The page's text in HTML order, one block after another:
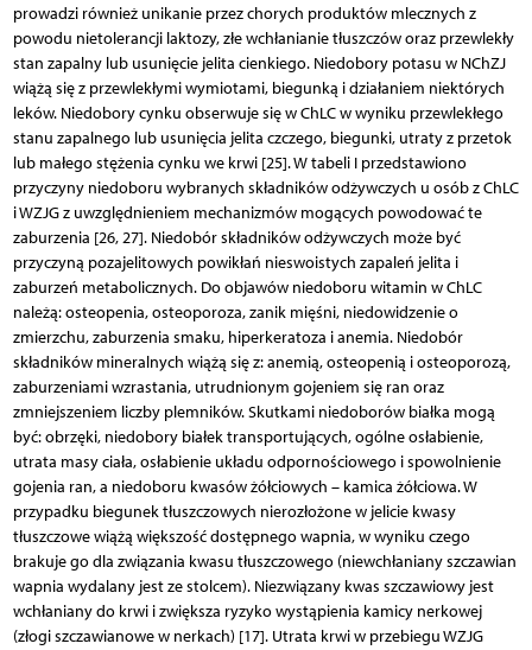
prowadzi również unikanie przez chorych produktów mlecznych z
powodu nietolerancji laktozy, złe wchłanianie tłuszczów oraz przewlekły
stan zapalny lub usunięcie jelita cienkiego. Niedobory potasu w NChZJ
wiążą się z przewlekłymi wymiotami, biegunką i działaniem niektórych
leków. Niedobory cynku obserwuje się w ChLC w wyniku przewlekłego
stanu zapalnego lub usunięcia jelita czczego, biegunki, utraty z przetok
lub małego stężenia cynku we krwi [25]. W tabeli I przedstawiono
przyczyny niedoboru wybranych składników odżywczych u osób z ChLC
i WZJG z uwzględnieniem mechanizmów mogących powodować te
zaburzenia [26, 27]. Niedobór składników odżywczych może być
przyczyną pozajelitowych powikłań nieswoistych zapaleń jelita i
zaburzeń metabolicznych. Do objawów niedoboru witamin w ChLC
należą: osteopenia, osteoporoza, zanik mięśni, niedowidzenie o
zmierzchu, zaburzenia smaku, hiperkeratoza i anemia. Niedobór
składników mineralnych wiążą się z: anemią, osteopenią i osteoporozą,
zaburzeniami wzrastania, utrudnionym gojeniem się ran oraz
zmniejszeniem liczby plemników. Skutkami niedoborów białka mogą
być: obrzęki, niedobory białek transportujących, ogólne osłabienie,
utrata masy ciała, osłabienie układu odpornościowego i spowolnienie
gojenia ran, a niedoboru kwasów żółciowych – kamica żółciowa. W
przypadku biegunek tłuszczowych nierozłożone w jelicie kwasy
tłuszczowe wiążą większość dostępnego wapnia, w wyniku czego
brakuje go dla związania kwasu tłuszczowego (niewchłaniany szczawian
wapnia wydalany jest ze stolcem). Niezwiązany kwas szczawiowy jest
wchłaniany do krwi i zwiększa ryzyko wystąpienia kamicy nerkowej
(złogi szczawianowe w nerkach) [17]. Utrata krwi w przebiegu WZJG